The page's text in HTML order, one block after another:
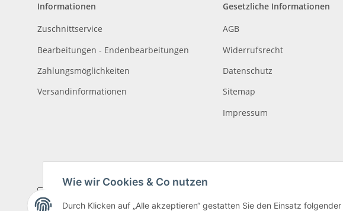
Informationen
Zuschnittservice
Bearbeitungen - Endenbearbeitungen
Zahlungsmöglichkeiten
Versandinformationen
Gesetzliche Informationen
AGB
Widerrufsrecht
Datenschutz
Sitemap
Impressum
Wie wir Cookies & Co nutzen
Durch Klicken auf „Alle akzeptieren“ gestatten Sie den Einsatz